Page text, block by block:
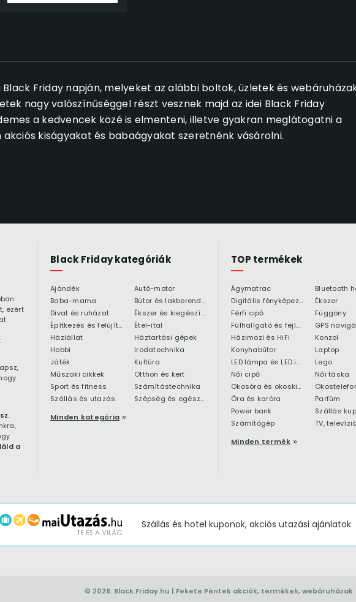
Friday napján, melyeket az alábbi boltok, üzletek és
nagy valószínűséggel részt vesznek majd az idei Black Friday
a kedvencek közé is elmenteni, illetve gyakran meglátogatni a
kiságyakat és babaágyakat szeretnénk vásárolni.
ezért
.
a
Black Friday kategóriák
Ajándék
Autó-motor
Baba-mama
Bútor és lakberendezés
Divat és ruházat
Ékszer és kiegészítő
Építkezés és felújítás
Étel-ital
Háziállat
Háztartási gépek
Hobbi
Irodatechnika
Játék
Kultúra
Műszaki cikkek
Otthon és kert
Sport és fitness
Számítástechnika
Szállás és utazás
Szépség és egészség
Minden kategória
TOP termékek
Ágymatrac
Digitális fényképezőgép
Ékszer
Férfi cipő
Függöny
Fülhallgató és fejlhallgató
GPS
Házimozi és HiFi
Konzol
Konyhabútor
Laptop
LED lámpa és LED izzó
Lego
Női cipő
Női táska
Okosóra és okoskiegészítő
Óra és karóra
Parfüm
Power bank
Szállás
Számítógép
TV,
Minden termék
Szállás és hotel kuponok, akciós utazási ajánlatok
© 2026. Black.Friday.hu | Fekete Péntek akciók, termékek, webáruházak